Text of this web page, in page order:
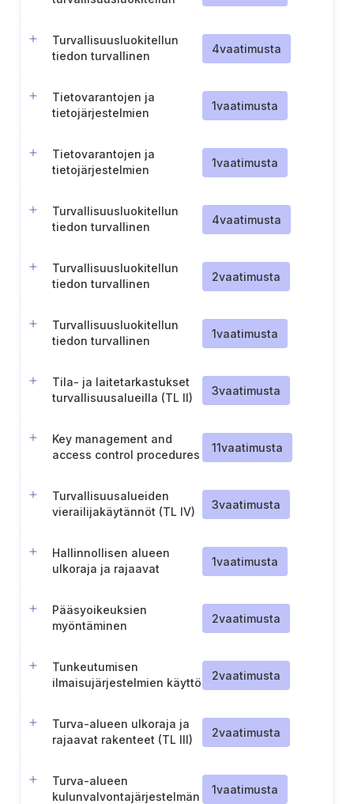
Turvallisuusluokitellun
tiedon turvallinen
4vaatimusta
Tietovarantojen ja
tietojärjestelmien
1vaatimusta
Tietovarantojen ja
tietojärjestelmien
1vaatimusta
Turvallisuusluokitellun
tiedon turvallinen
4vaatimusta
Turvallisuusluokitellun
tiedon turvallinen
2vaatimusta
Turvallisuusluokitellun
tiedon turvallinen
1vaatimusta
Tila- ja laitetarkastukset
turvallisuusalueilla (TL II)
3vaatimusta
Key management and
access control procedures
11vaatimusta
Turvallisuusalueiden
vierailijakäytännöt (TL IV)
3vaatimusta
Hallinnollisen alueen
ulkoraja ja rajaavat
1vaatimusta
Pääsyoikeuksien
myöntäminen
2vaatimusta
Tunkeutumisen
ilmaisujärjestelmien käyttö
2vaatimusta
Turva-alueen ulkoraja ja
rajaavat rakenteet (TL III)
2vaatimusta
Turva-alueen
kulunvalvontajärjestelmän
1vaatimusta